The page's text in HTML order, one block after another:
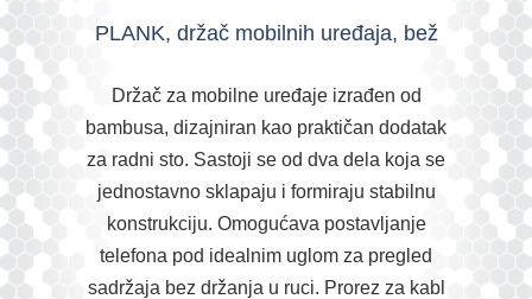
PLANK, držač mobilnih uređaja, bež
Držač za mobilne uređaje izrađen od
bambusa, dizajniran kao praktičan dodatak
za radni sto. Sastoji se od dva dela koja se
jednostavno sklapaju i formiraju stabilnu
konstrukciju. Omogućava postavljanje
telefona pod idealnim uglom za pregled
sadržaja bez držanja u ruci. Prorez za kabl